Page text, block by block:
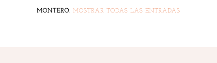
MONTERO. MOSTRAR TODAS LAS ENTRADAS